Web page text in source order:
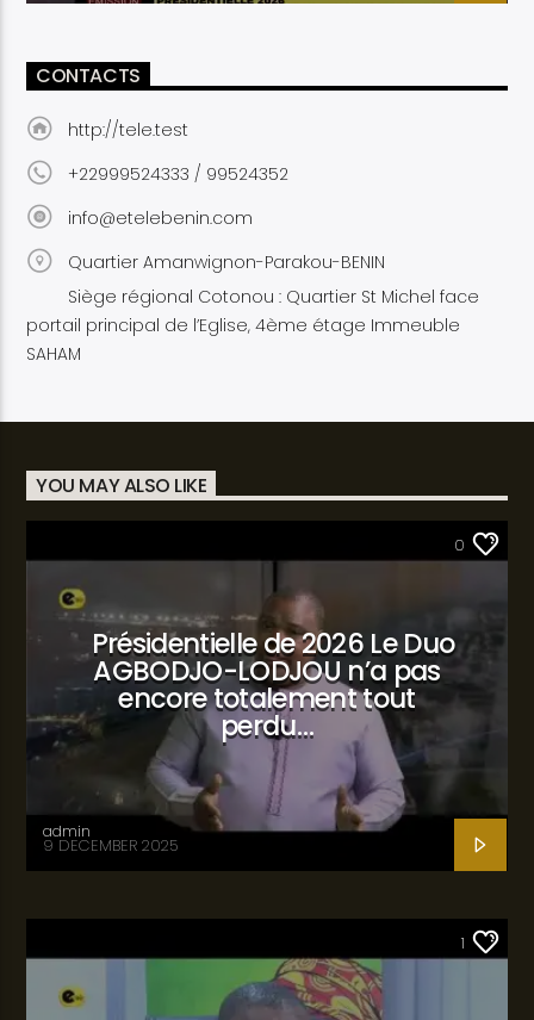
CONTACTS
http://tele.test
+22999524333 / 99524352
info@etelebenin.com
Quartier Amanwignon-Parakou-BENIN
Siège régional Cotonou : Quartier St Michel face
portail principal de l’Eglise, 4ème étage Immeuble
SAHAM
YOU MAY ALSO LIKE
0
Présidentielle de 2026 Le Duo
AGBODJO-LODJOU n’a pas
encore totalement tout
perdu…
admin
9 DECEMBER 2025
1